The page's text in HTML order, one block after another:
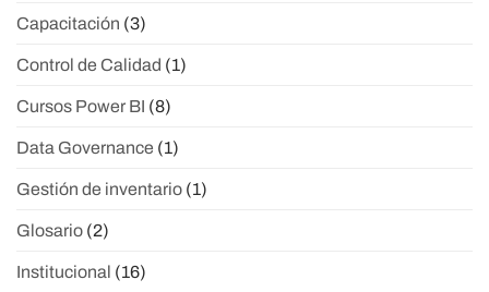
Capacitación (3)
Control de Calidad (1)
Cursos Power BI (8)
Data Governance (1)
Gestión de inventario (1)
Glosario (2)
Institucional (16)